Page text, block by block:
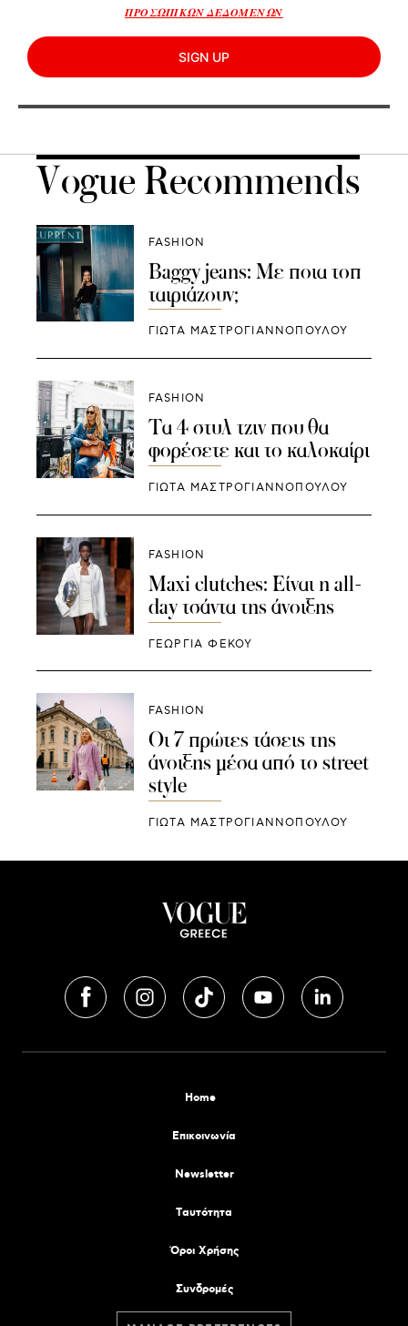
ΠΡΟΣΩΠΙΚΩΝ ΔΕΔΟΜΕΝΩΝ
SIGN UP
Vogue Recommends
FASHION
Baggy jeans: Με ποια τοπ
ταιριάζουν;
ΓΙΩΤΑ ΜΑΣΤΡΟΓΙΑΝΝΟΠΟΥΛΟΥ
FASHION
Τα 4 στυλ τζιν που θα
φορέσετε και το καλοκαίρι
ΓΙΩΤΑ ΜΑΣΤΡΟΓΙΑΝΝΟΠΟΥΛΟΥ
FASHION
Maxi clutches: Είναι η all-
day τσάντα της άνοιξης
ΓΕΩΡΓΙΑ ΦΕΚΟΥ
FASHION
Οι 7 πρώτες τάσεις της
άνοιξης μέσα από το street
style
ΓΙΩΤΑ ΜΑΣΤΡΟΓΙΑΝΝΟΠΟΥΛΟΥ
Home
Επικοινωνία
Newsletter
Tαυτότητα
Όροι Χρήσης
Συνδρομές